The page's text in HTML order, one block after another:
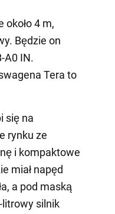
około 4 m,
Będzie on
A0 IN.
Tera to
się na
rynku ze
i kompaktowe
miał napęd
a pod maską
silnik